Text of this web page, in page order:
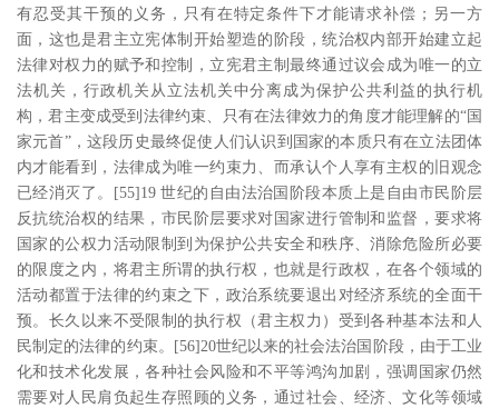
有忍受其干预的义务，只有在特定条件下才能请求补偿；另一方
面，这也是君主立宪体制开始塑造的阶段，统治权内部开始建立起
法律对权力的赋予和控制，立宪君主制最终通过议会成为唯一的立
法机关，行政机关从立法机关中分离成为保护公共利益的执行机
构，君主变成受到法律约束、只有在法律效力的角度才能理解的“国
家元首”，这段历史最终促使人们认识到国家的本质只有在立法团体
内才能看到，法律成为唯一约束力、而承认个人享有主权的旧观念
已经消灭了。
[55]19世纪的自由法治国阶段本质上是自由市民阶层
反抗统治权的结果，市民阶层要求对国家进行管制和监督，要求将
国家的公权力活动限制到为保护公共安全和秩序、消除危险所必要
的限度之内，将君主所谓的执行权，也就是行政权，在各个领域的
活动都置于法律的约束之下，政治系统要退出对经济系统的全面干
预。长久以来不受限制的执行权（君主权力）受到各种基本法和人
民制定的法律的约束。
[56]20世纪以来的社会法治国阶段，由于工业
化和技术化发展，各种社会风险和不平等鸿沟加剧，强调国家仍然
需要对人民肩负起生存照顾的义务，通过社会、经济、文化等领域